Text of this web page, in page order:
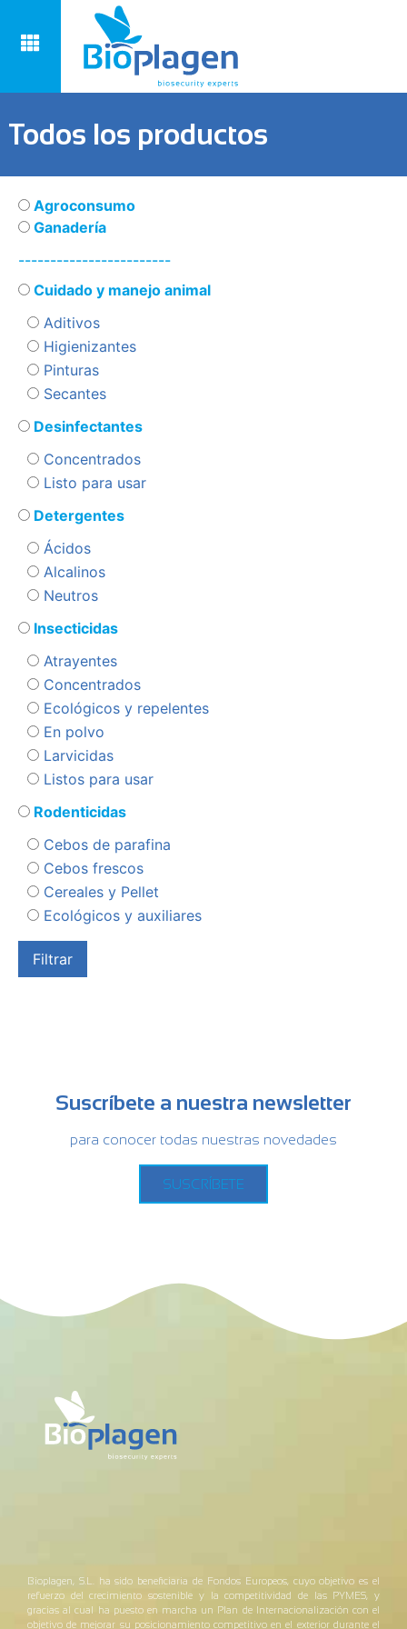
Todos los productos
Agroconsumo
Ganadería
------------------------
Cuidado y manejo animal
Aditivos
Higienizantes
Pinturas
Secantes
Desinfectantes
Concentrados
Listo para usar
Detergentes
Ácidos
Alcalinos
Neutros
Insecticidas
Atrayentes
Concentrados
Ecológicos y repelentes
En polvo
Larvicidas
Listos para usar
Rodenticidas
Cebos de parafina
Cebos frescos
Cereales y Pellet
Ecológicos y auxiliares
Suscríbete a nuestra newsletter
para conocer todas nuestras novedades
SUSCRÍBETE
Bioplagen, S.L. ha sido beneficiaria de Fondos Europeos, cuyo objetivo es el
refuerzo del crecimiento sostenible y la competitividad de las PYMES, y
gracias al cual ha puesto en marcha un Plan de Internacionalización con el
objetivo de mejorar su posicionamiento competitivo en el exterior durante el